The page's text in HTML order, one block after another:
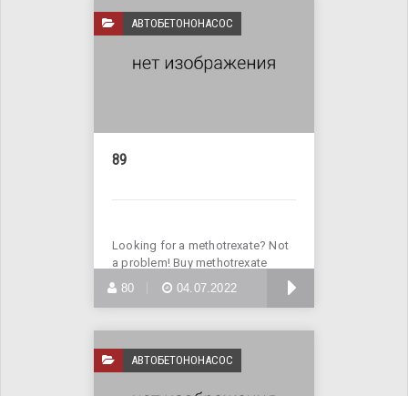
АВТОБЕТОНОНАСОС
89
Looking for a methotrexate? Not
a problem! Buy methotrexate
online
80 04.07.2022
АВТОБЕТОНОНАСОС